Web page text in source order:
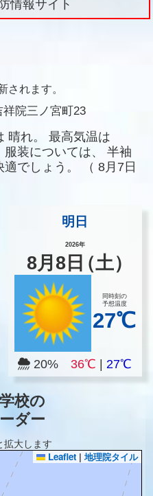
情報サイト
されます。
院三ノ宮町23
晴れ。
最高気温は
服装については、
半袖
でしょう。
（ 8月7日
明日
2026年
8月8 日（土）
同時刻の
予想温度
27℃
20%36℃ |27℃
校の
ダー
拡大します
Leaflet | 地理院タイル